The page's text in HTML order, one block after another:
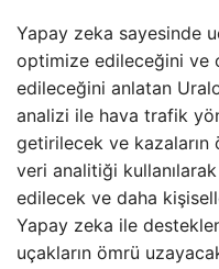
Yapay zeka sayesinde
optimize edileceğini ve
edileceğini anlatan
analizi ile hava trafik
getirilecek ve kazaların
veri analitiği
edilecek ve daha
Yapay zeka ile
uçakların ömrü